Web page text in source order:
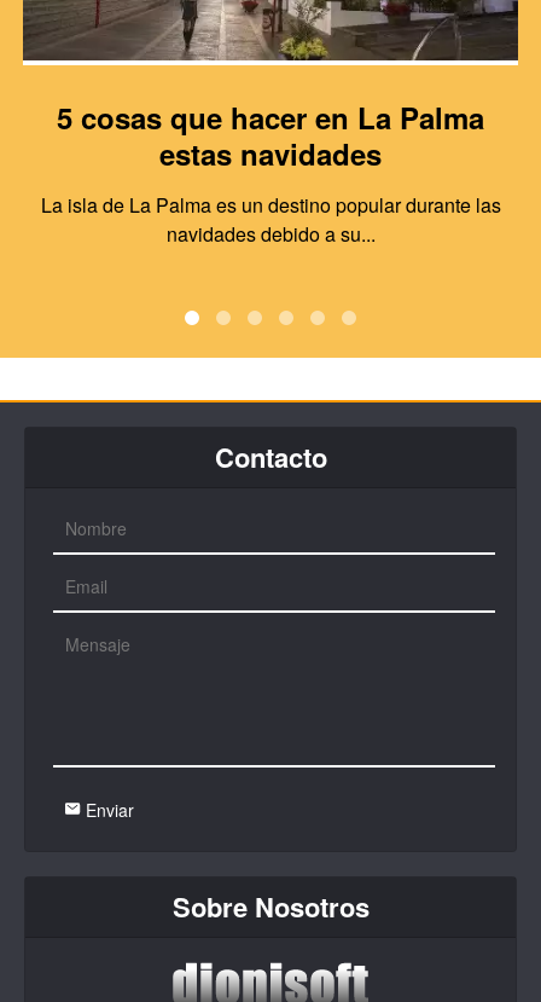
5 cosas que hacer en La Palma
estas navidades
La isla de La Palma es un destino popular durante las
navidades debido a su...
Contacto
Enviar
Sobre Nosotros